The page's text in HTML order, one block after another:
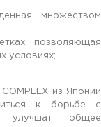
множеством
позволяющая
условиях;
из Японии
к борьбе с
улучшат общее